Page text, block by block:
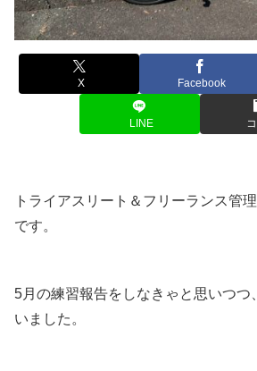
X Facebook
LINE
トライアスリート＆フリーランス管
です。
5月の練習報告をしなきゃと思いつつ
いました。